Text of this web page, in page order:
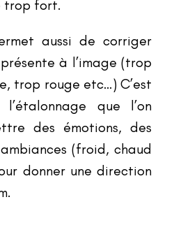
trop fort.
aussi de corriger
à l ’image (trop
trop rouge etc…) C’est
que l’on
des émotions, des
(froid, chaud
donner une direction